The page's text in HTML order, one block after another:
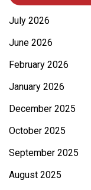
July 2026
June 2026
February 2026
January 2026
December 2025
October 2025
September 2025
August 2025